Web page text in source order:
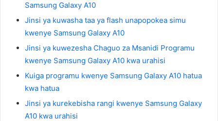
Samsung Galaxy A10
Jinsi ya kuwasha taa ya flash unapopokea simu
kwenye Samsung Galaxy A10
Jinsi ya kuwezesha Chaguo za Msanidi Programu
kwenye Samsung Galaxy A10 kwa urahisi
Kuiga programu kwenye Samsung Galaxy A10 hatua
kwa hatua
Jinsi ya kurekebisha rangi kwenye Samsung Galaxy
A10 kwa urahisi